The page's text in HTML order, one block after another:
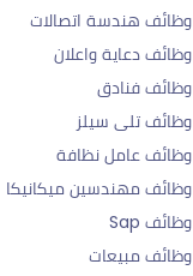
وظائف هندسة اتصالات
وظائف دعاية واعلان
وظائف فنادق
وظائف تلى سيلز
وظائف عامل نظافة
وظائف مهندسين ميكانيكا
وظائف Sap
وظائف مبيعات